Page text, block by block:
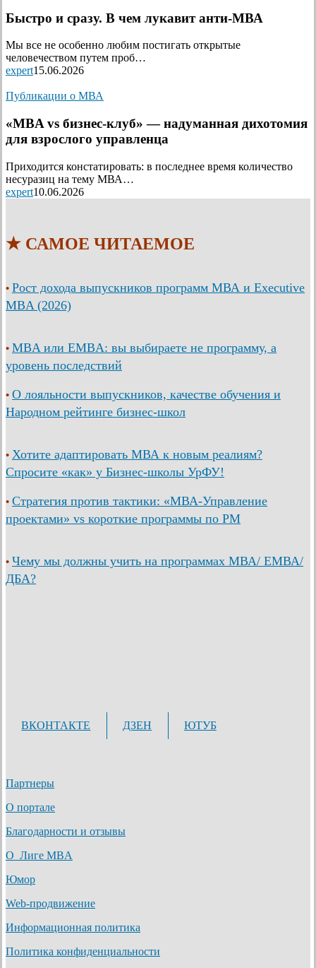
Быстро и сразу. В чем лукавит анти-МВА
Мы все не особенно любим постигать открытые
человечеством путем проб…
expert15.06.2026
Публикации о МВА
«MBA vs бизнес-клуб» — надуманная дихотомия
для взрослого управленца
Приходится констатировать: в последнее время количество
несуразиц на тему МВА…
expert10.06.2026
★ САМОЕ ЧИТАЕМОЕ
• Рост дохода выпускников программ МВА и Executive
MBA (2026)
• MBA или EMBA: вы выбираете не программу, а
уровень последствий
• О лояльности выпускников, качестве обучения и
Народном рейтинге бизнес-школ
• Хотите адаптировать МВА к новым реалиям?
Спросите «как» у Бизнес-школы УрФУ!
• Стратегия против тактики: «МВА-Управление
проектами» vs короткие программы по PM
• Чему мы должны учить на программах МВА/ ЕМВА/
ДБА?
ВКОНТАКТЕ ДЗЕН ЮТУБ
Партнеры
О портале
Благодарности и отзывы
О Лиге MBA
Юмор
Web-продвижение
Информационная политика
Политика конфиденциальности